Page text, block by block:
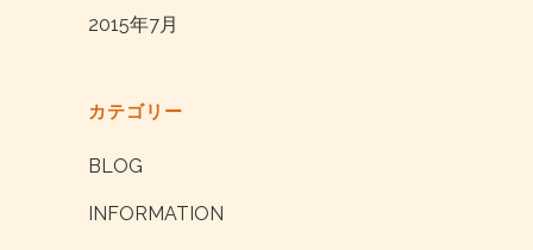
2015年7月
カテゴリー
BLOG
INFORMATION